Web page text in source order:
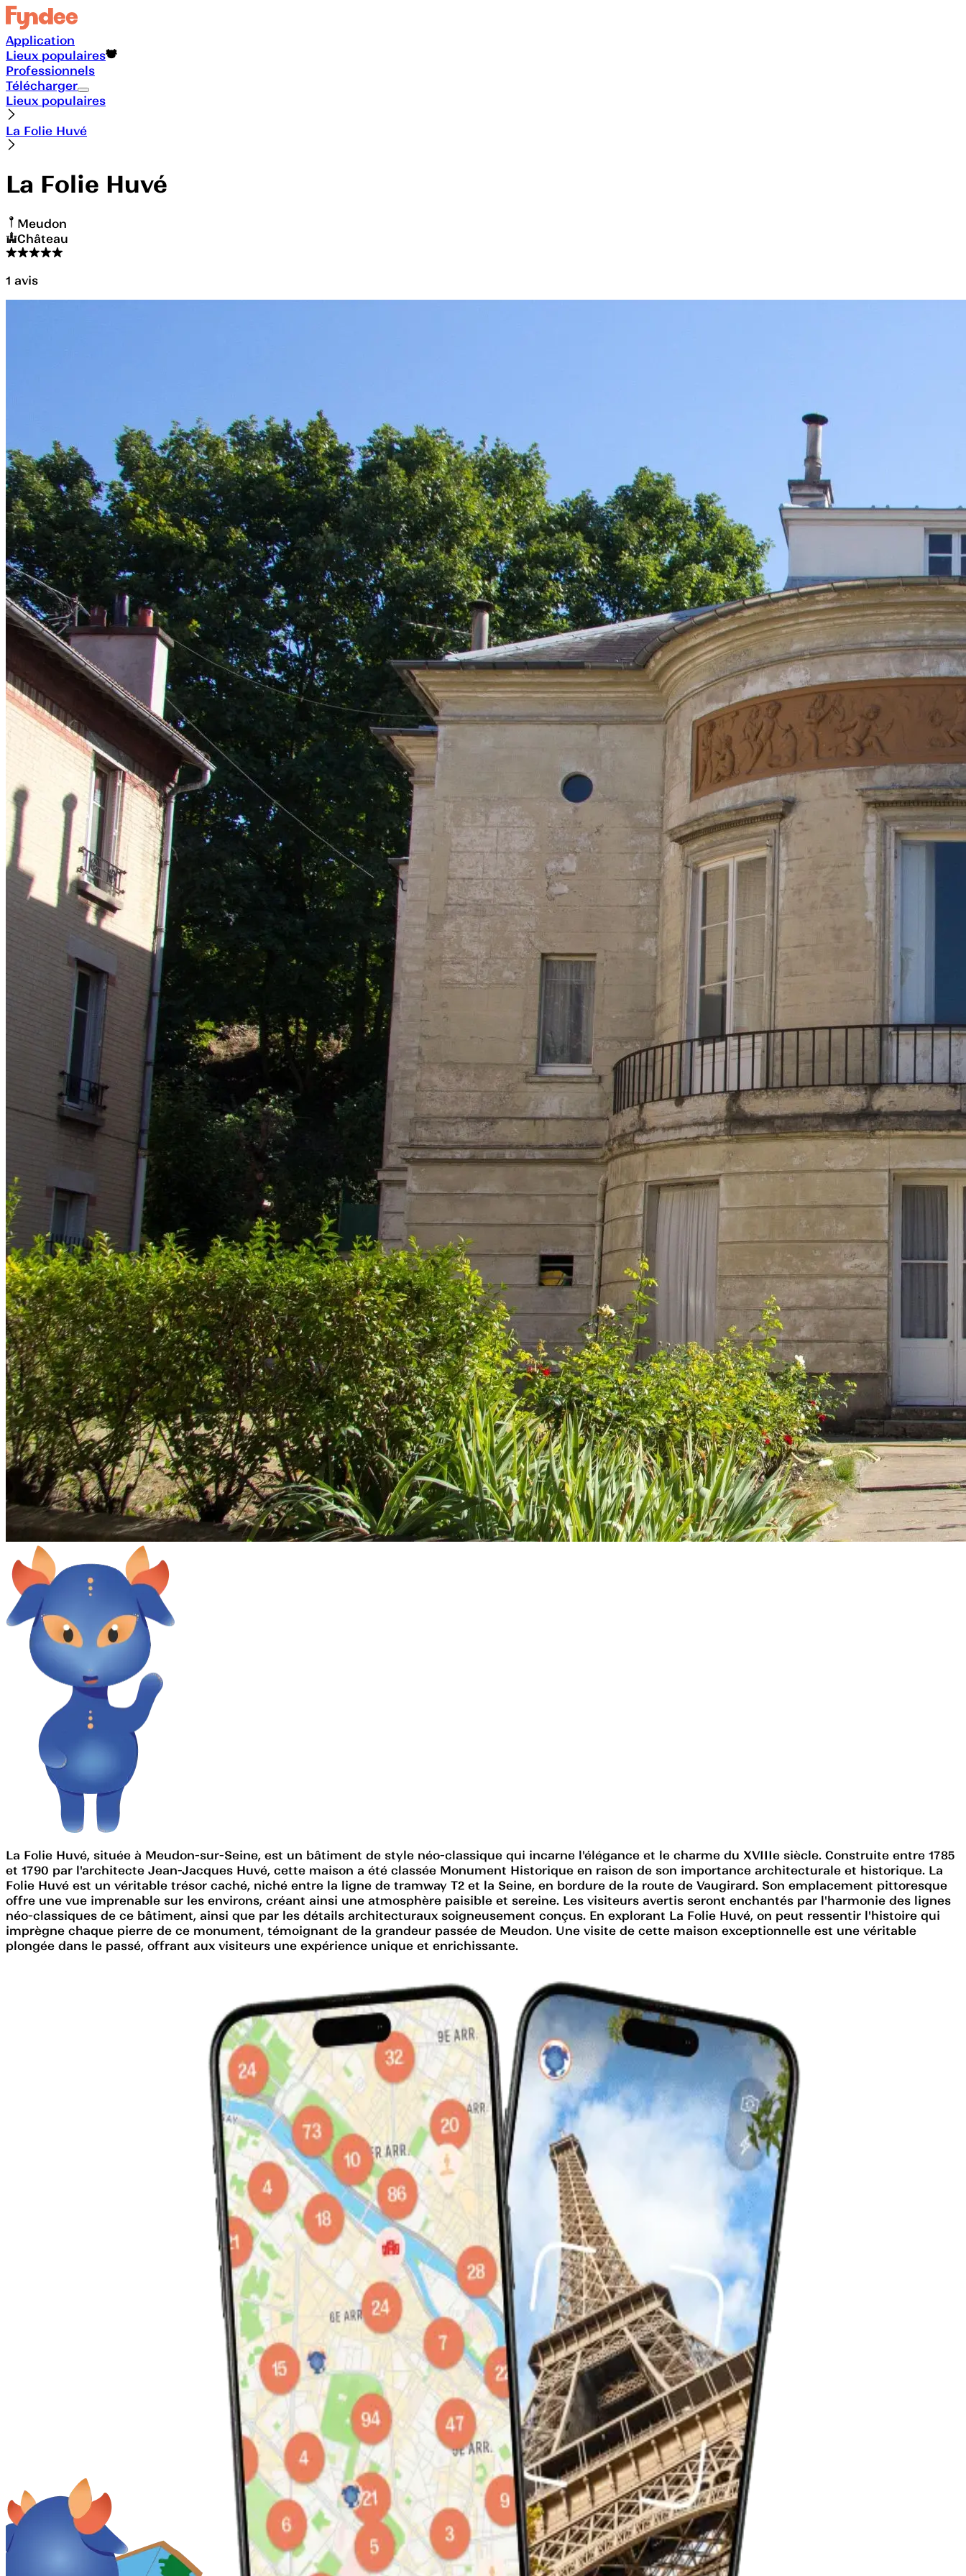
Application
Lieux populaires
Professionnels
Télécharger
Lieux populaires
La Folie Huvé
La Folie Huvé
Meudon
Château
1 avis
La Folie Huvé, située à Meudon-sur-Seine, est un bâtiment de style néo-classique qui incarne l'élégance et le charme du XVIIIe siècle. Construite entre 1785
et 1790 par l'architecte Jean-Jacques Huvé, cette maison a été classée Monument Historique en raison de son importance architecturale et historique. La
Folie Huvé est un véritable trésor caché, niché entre la ligne de tramway T2 et la Seine, en bordure de la route de Vaugirard. Son emplacement pittoresque
offre une vue imprenable sur les environs, créant ainsi une atmosphère paisible et sereine. Les visiteurs avertis seront enchantés par l'harmonie des lignes
néo-classiques de ce bâtiment, ainsi que par les détails architecturaux soigneusement conçus. En explorant La Folie Huvé, on peut ressentir l'histoire qui
imprègne chaque pierre de ce monument, témoignant de la grandeur passée de Meudon. Une visite de cette maison exceptionnelle est une véritable
plongée dans le passé, offrant aux visiteurs une expérience unique et enrichissante.